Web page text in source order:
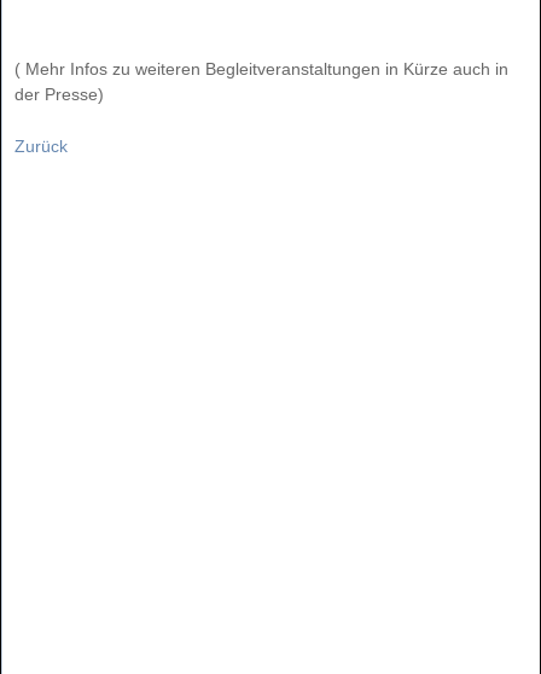
( Mehr Infos zu weiteren Begleitveranstaltungen in Kürze auch in
der Presse)
Zurück